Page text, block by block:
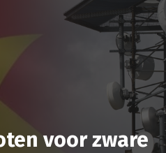
voor zware